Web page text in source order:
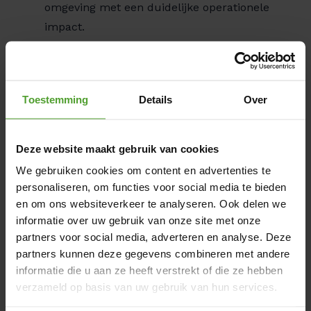
Toestemming Details Over
Deze website maakt gebruik van cookies
We gebruiken cookies om content en advertenties te
personaliseren, om functies voor social media te bieden
en om ons websiteverkeer te analyseren. Ook delen we
informatie over uw gebruik van onze site met onze
partners voor social media, adverteren en analyse. Deze
partners kunnen deze gegevens combineren met andere
informatie die u aan ze heeft verstrekt of die ze hebben
verzameld op basis van uw gebruik van hun services.
omgeving met een duidelijke operationele
impact.
Voordelen van werken bij Luminus
De energiesector is een van de meest
zeer competitief loon‑ en voordelenpakket:
Competitieve verloning: een aantrekkelijk
salaris in klasse 3
, aangevuld met
maaltijdcheques.
Verzekeringen en sociale voordelen:
groepsverzekering en
hospitalisatieverzekering voor het hele gezin,
met extra terugbetaling van medische en